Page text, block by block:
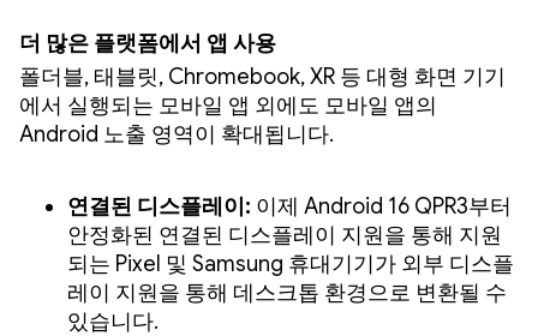
더 많은 플랫폼에서 앱 사용
폴더블, 태블릿, Chromebook, XR 등 대형 화면 기기
에서 실행되는 모바일 앱 외에도 모바일 앱의
Android 노출 영역이 확대됩니다.
연결된 디스플레이: 이제 Android 16 QPR3부터
안정화된 연결된 디스플레이 지원을 통해 지원
되는 Pixel 및 Samsung 휴대기기가 외부 디스플
레이 지원을 통해 데스크톱 환경으로 변환될 수
있습니다.